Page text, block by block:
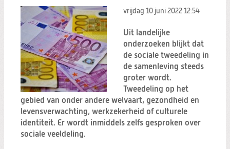
vrijdag 10 juni 2022 12:54
Uit landelijke
onderzoeken blijkt dat
de sociale tweedeling in
de samenleving steeds
groter wordt.
Tweedeling op het
gebied van onder andere welvaart, gezondheid en
levensverwachting, werkzekerheid of culturele
identiteit. Er wordt inmiddels zelfs gesproken over
sociale veeldeling.